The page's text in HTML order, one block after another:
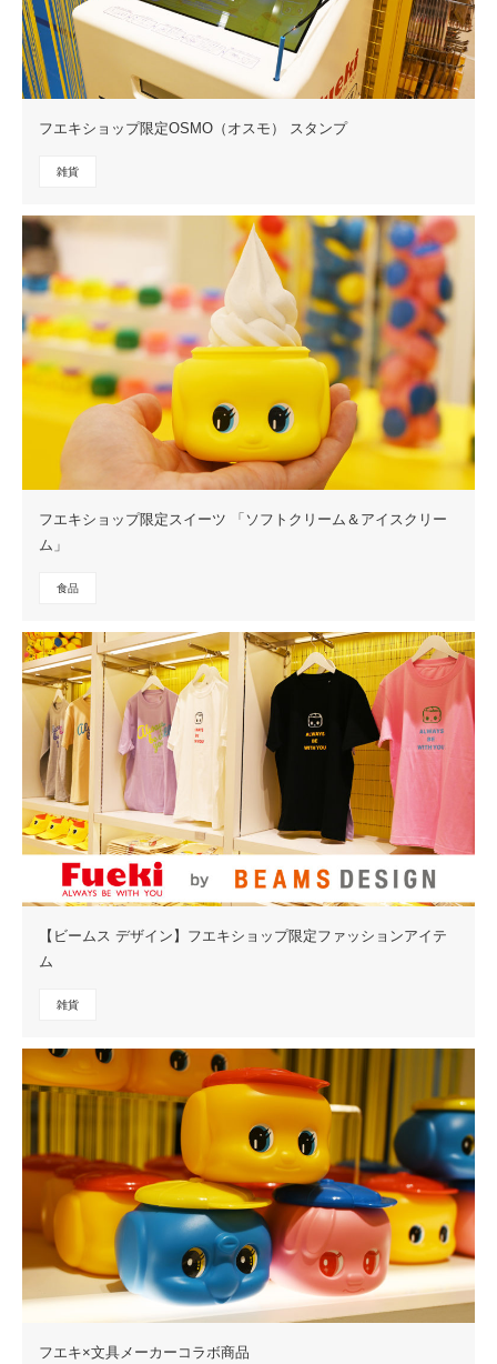
フエキショップ限定OSMO（オスモ） スタンプ
雑貨
フエキショップ限定スイーツ 「ソフトクリーム＆アイスクリー
ム」
食品
【ビームス デザイン】フエキショップ限定ファッションアイテ
ム
雑貨
フエキ×文具メーカーコラボ商品